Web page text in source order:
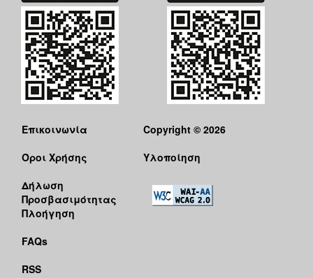
Επικοινωνία
Όροι Χρήσης
Δήλωση
Προσβασιμότητας
Πλοήγηση
FAQs
RSS
Copyright © 2026
Υλοποίηση